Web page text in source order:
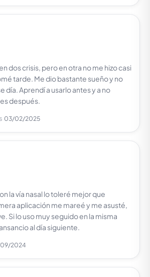
dos crisis, pero en otra no me hizo casi
tarde. Me dio bastante sueño y no
día. Aprendí a usarlo antes y a no
después.
03/02/2025
la vía nasal lo toleré mejor que
aplicación me mareé y me asusté,
Si lo uso muy seguido en la misma
al día siguiente.
2024